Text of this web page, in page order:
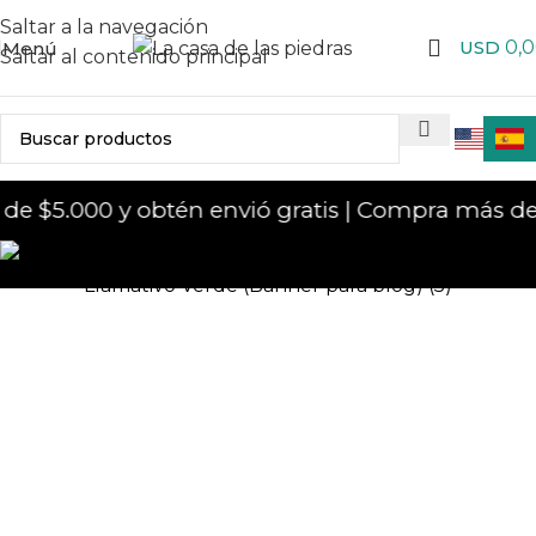
Saltar a la navegación
Saltar al contenido principal
Menú USD
$5.000 y obtén envió gratis | Compra más